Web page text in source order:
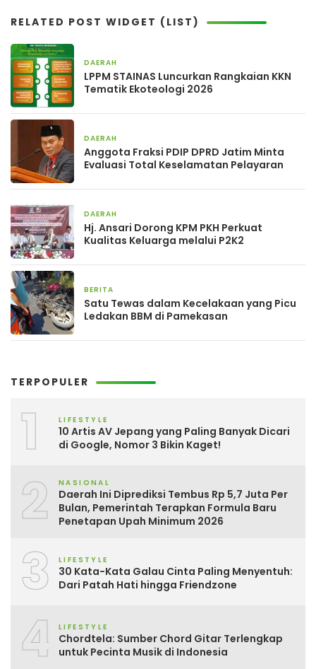
RELATED POST WIDGET (LIST)
DAERAH
LPPM STAINAS Luncurkan Rangkaian KKN
Tematik Ekoteologi 2026
DAERAH
Anggota Fraksi PDIP DPRD Jatim Minta
Evaluasi Total Keselamatan Pelayaran
DAERAH
Hj. Ansari Dorong KPM PKH Perkuat
Kualitas Keluarga melalui P2K2
BERITA
Satu Tewas dalam Kecelakaan yang Picu
Ledakan BBM di Pamekasan
TERPOPULER
1 LIFESTYLE
10 Artis AV Jepang yang Paling Banyak Dicari
di Google, Nomor 3 Bikin Kaget!
2 NASIONAL
Daerah Ini Diprediksi Tembus Rp 5,7 Juta Per
Bulan, Pemerintah Terapkan Formula Baru
Penetapan Upah Minimum 2026
3 LIFESTYLE
30 Kata-Kata Galau Cinta Paling Menyentuh:
Dari Patah Hati hingga Friendzone
4 LIFESTYLE
Chordtela: Sumber Chord Gitar Terlengkap
untuk Pecinta Musik di Indonesia